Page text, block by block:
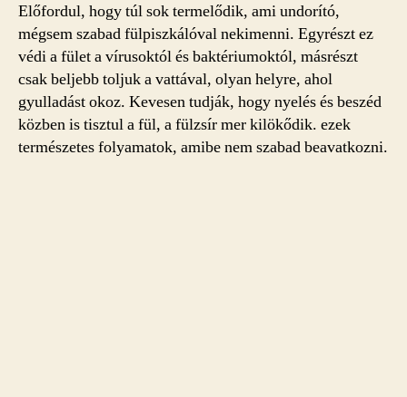
Előfordul, hogy túl sok termelődik, ami undorító,
mégsem szabad fülpiszkálóval nekimenni. Egyrészt ez
védi a fület a vírusoktól és baktériumoktól, másrészt
csak beljebb toljuk a vattával, olyan helyre, ahol
gyulladást okoz. Kevesen tudják, hogy nyelés és beszéd
közben is tisztul a fül, a fülzsír mer kilökődik. ezek
természetes folyamatok, amibe nem szabad beavatkozni.